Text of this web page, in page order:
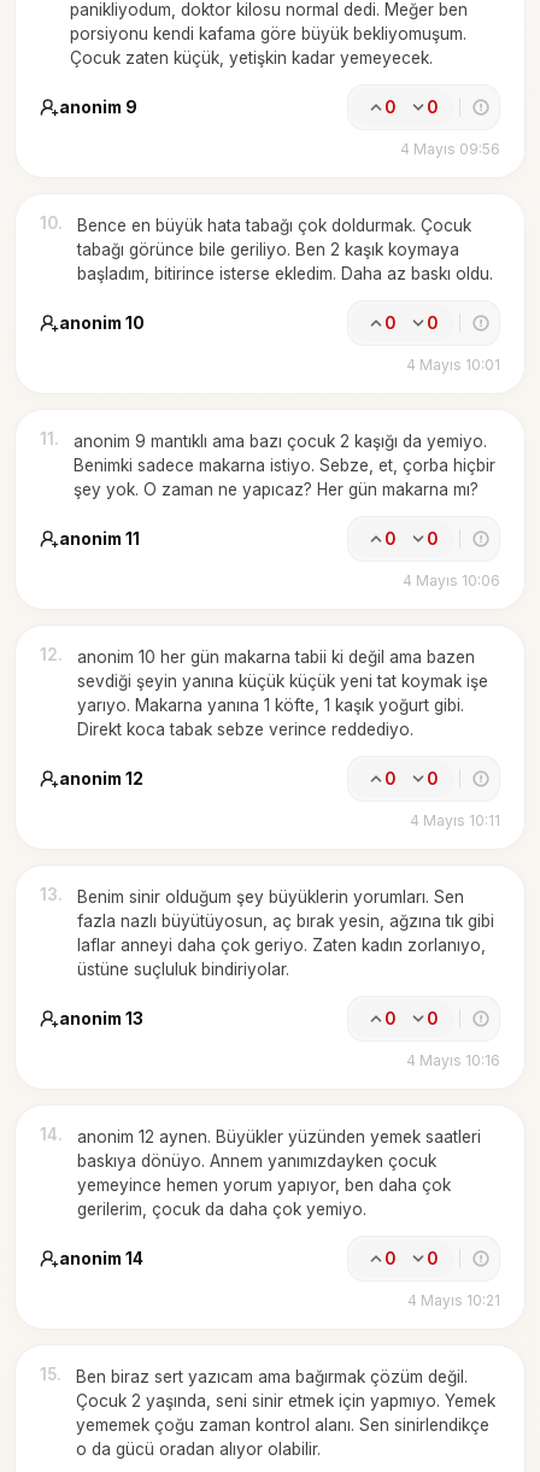
panikliyodum, doktor kilosu normal dedi. Meğer ben
porsiyonu kendi kafama göre büyük bekliyomuşum.
Çocuk zaten küçük, yetişkin kadar yemeyecek.
anonim 9 0 0
4 Mayıs 09:56
10.
Bence en büyük hata tabağı çok doldurmak. Çocuk
tabağı görünce bile geriliyo. Ben 2 kaşık koymaya
başladım, bitirince isterse ekledim. Daha az baskı oldu.
anonim 10 0 0
4 Mayıs 10:01
11 .
anonim 9 mantıklı ama bazı çocuk 2 kaşığı da yemiyo.
Benimki sadece makarna istiyo. Sebze, et, çorba hiçbir
şey yok. O zaman ne yapıcaz? Her gün makarna mı?
anonim 11 0 0
4 Mayıs 10:06
12.
anonim 10 her gün makarna tabii ki değil ama bazen
sevdiği şeyin yanına küçük küçük yeni tat koymak işe
yarıyo. Makarna yanına 1 köfte, 1 kaşık yoğurt gibi.
Direkt koca tabak sebze verince reddediyo.
anonim 12 0 0
4 Mayıs 10:11
13.
Benim sinir olduğum şey büyüklerin yorumları. Sen
fazla nazlı büyütüyosun, aç bırak yesin, ağzına tık gibi
laflar anneyi daha çok geriyo. Zaten kadın zorlanıyo,
üstüne suçluluk bindiriyolar.
anonim 13 0 0
4 Mayıs 10:16
14.
anonim 12 aynen. Büyükler yüzünden yemek saatleri
baskıya dönüyo. Annem yanımızdayken çocuk
yemeyince hemen yorum yapıyor, ben daha çok
gerilerim, çocuk da daha çok yemiyo.
anonim 14 0 0
4 Mayıs 10:21
15.
Ben biraz sert yazıcam ama bağırmak çözüm değil.
Çocuk 2 yaşında, seni sinir etmek için yapmıyo. Yemek
yememek çoğu zaman kontrol alanı. Sen sinirlendikçe
o da gücü oradan alıyor olabilir.